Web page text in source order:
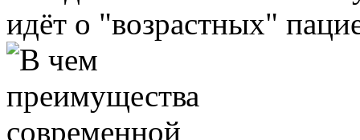
идёт о "возрастных"